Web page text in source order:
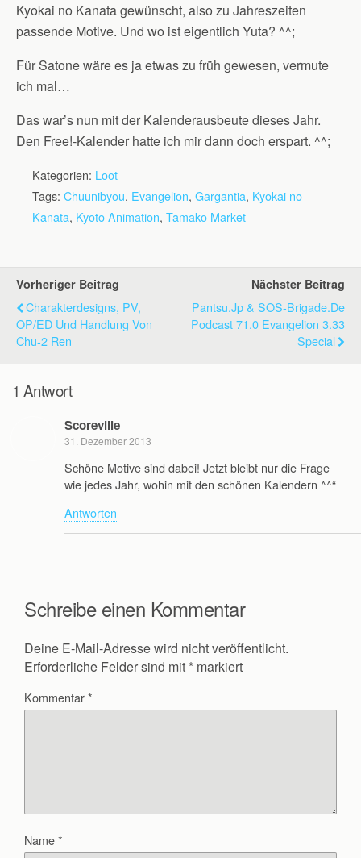
Kyokai no Kanata gewünscht, also zu Jahreszeiten
passende Motive. Und wo ist eigentlich Yuta? ^^;
Für Satone wäre es ja etwas zu früh gewesen, vermute
ich mal…
Das war’s nun mit der Kalenderausbeute dieses Jahr.
Den Free!-Kalender hatte ich mir dann doch erspart. ^^;
Kategorien: Loot
Tags: Chuunibyou, Evangelion, Gargantia, Kyokai no
Kanata, Kyoto Animation, Tamako Market
Vorheriger Beitrag
Charakterdesigns, PV,
OP/ED Und Handlung Von
Chu-2 Ren
Nächster Beitrag
Pantsu.jp & SOS-Brigade.de
Podcast 71.0 Evangelion 3.33
Special
1 Antwort
Scoreville
31. Dezember 2013
Schöne Motive sind dabei! Jetzt bleibt nur die Frage
wie jedes Jahr, wohin mit den schönen Kalendern ^^“
Antworten
Schreibe einen Kommentar
Deine E-Mail-Adresse wird nicht veröffentlicht.
Erforderliche Felder sind mit * markiert
Kommentar*
Name*